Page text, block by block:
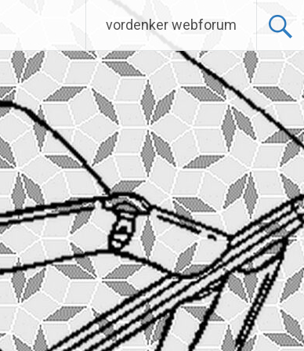
vordenker webforum